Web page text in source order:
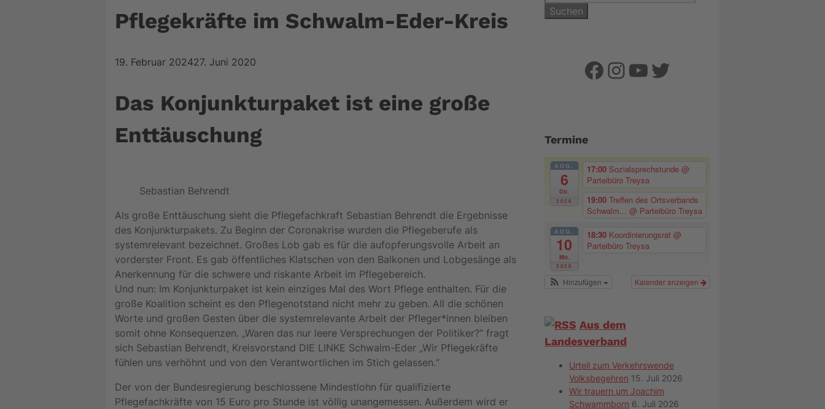
Pflegekräfte im Schwalm-Eder-Kreis
19. Februar 202427. Juni 2020
Das Konjunkturpaket ist eine große
Enttäuschung
Sebastian Behrendt
Als große Enttäuschung sieht die Pflegefachkraft Sebastian Behrendt die Ergebnisse
des Konjunkturpakets. Zu Beginn der Coronakrise wurden die Pflegeberufe als
systemrelevant bezeichnet. Großes Lob gab es für die aufopferungsvolle Arbeit an
vorderster Front. Es gab öffentliches Klatschen von den Balkonen und Lobgesänge als
Anerkennung für die schwere und riskante Arbeit im Pflegebereich.
Und nun: Im Konjunkturpaket ist kein einziges Mal des Wort Pflege enthalten. Für die
große Koalition scheint es den Pflegenotstand nicht mehr zu geben. All die schönen
Worte und großen Gesten über die systemrelevante Arbeit der Pfleger*innen bleiben
somit ohne Konsequenzen. „Waren das nur leere Versprechungen der Politiker?“ fragt
sich Sebastian Behrendt, Kreisvorstand DIE LINKE Schwalm-Eder „Wir Pflegekräfte
fühlen uns verhöhnt und von den Verantwortlichen im Stich gelassen.“
Der von der Bundesregierung beschlossene Mindestlohn für qualifizierte
Pflegefachkräfte von 15 Euro pro Stunde ist völlig unangemessen. Außerdem wird er
nach:
Facebook
Instagram
YouTube
Twitter
Termine
AUG.
6
Do.
2026
17:00 Sozialsprechstunde @
Parteibüro Treysa
19:00 Treffen des Ortsverbands
Schwalm... @ Parteibüro Treysa
AUG.
10
Mo.
2026
18:30 Koordinierungsrat @
Parteibüro Treysa
Kalender anzeigen
Hinzufügen
Aus dem
Landesverband
Urteil zum Verkehrswende
Volksbegehren 15. Juli 2026
Wir trauern um Joachim
Schwammborn 6. Juli 2026